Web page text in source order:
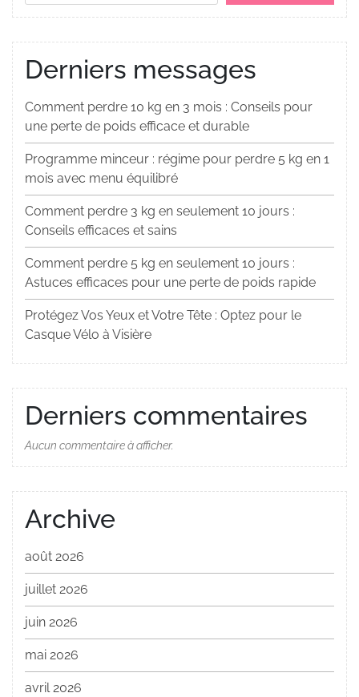
Derniers messages
Comment perdre 10 kg en 3 mois : Conseils pour
une perte de poids efficace et durable
Programme minceur : régime pour perdre 5 kg en 1
mois avec menu équilibré
Comment perdre 3 kg en seulement 10 jours :
Conseils efficaces et sains
Comment perdre 5 kg en seulement 10 jours :
Astuces efficaces pour une perte de poids rapide
Protégez Vos Yeux et Votre Tête : Optez pour le
Casque Vélo à Visière
Derniers commentaires
Aucun commentaire à afficher.
Archive
août 2026
juillet 2026
juin 2026
mai 2026
avril 2026